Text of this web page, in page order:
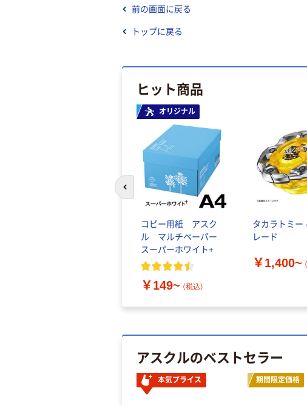
前の画面に戻る
トップに戻る
ヒット商品
オリジナル
コピー用紙 アスク
ル マルチペーパー
スーパーホワイト+
￥149~ （税込）
タカラトミー
レード
￥1,400~
前のスライドへ
アスクルのベストセラー
本気プライス 期間限定価格